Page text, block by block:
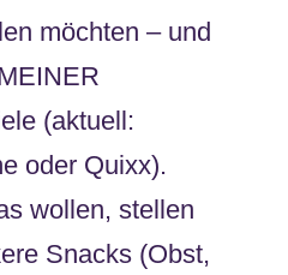
möchten – und
(aktuell:
oder Quixx).
wollen, stellen
Snacks (Obst,